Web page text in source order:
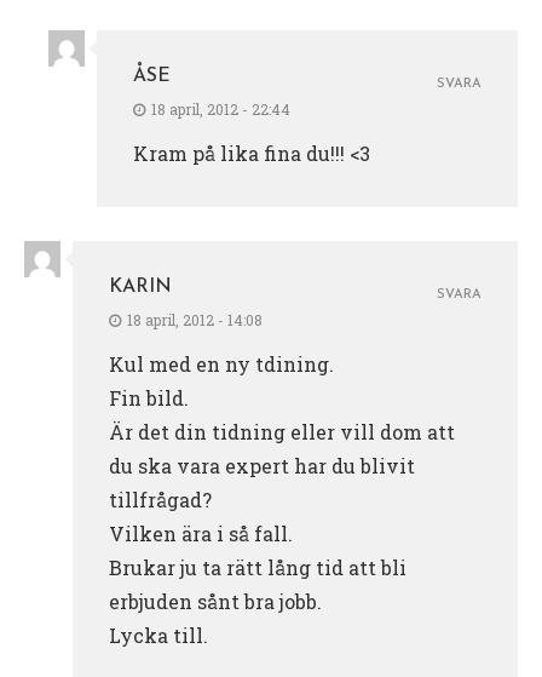
ÅSE
18 april, 2012 - 22:44
Kram på lika fina du!!! <3
SVARA
KARIN
18 april, 2012 - 14:08
Kul med en ny tdining.
Fin bild.
Är det din tidning eller vill dom att
du ska vara expert har du blivit
tillfrågad?
Vilken ära i så fall.
Brukar ju ta rätt lång tid att bli
erbjuden sånt bra jobb.
Lycka till.
SVARA